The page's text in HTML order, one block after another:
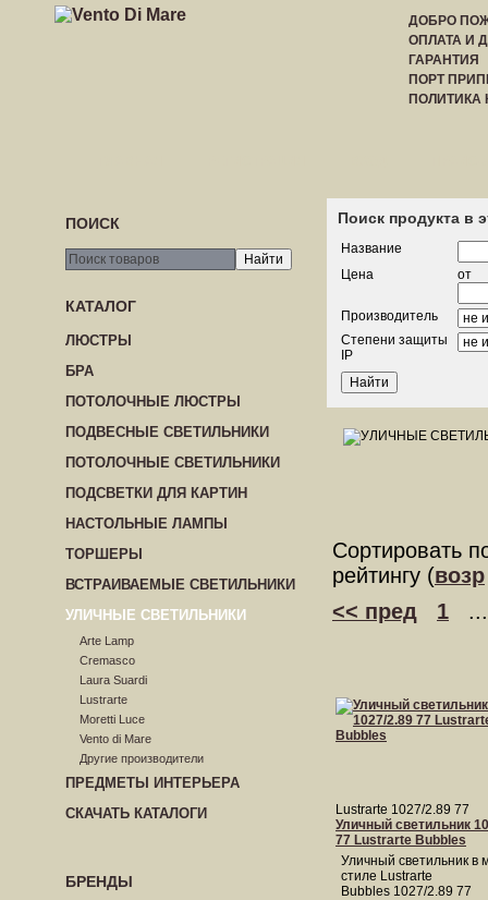
ДОБРО
ОПЛАТА И
ГАРАНТИЯ
ПОРТ
ПОИСК
КАТАЛОГ
ЛЮСТРЫ
БРА
ПОТОЛОЧНЫЕ ЛЮСТРЫ
ПОДВЕСНЫЕ СВЕТИЛЬНИКИ
ПОТОЛОЧНЫЕ СВЕТИЛЬНИКИ
ПОДСВЕТКИ ДЛЯ КАРТИН
НАСТОЛЬНЫЕ ЛАМПЫ
ТОРШЕРЫ
ВСТРАИВАЕМЫЕ СВЕТИЛЬНИКИ
УЛИЧНЫЕ СВЕТИЛЬНИКИ
Arte Lamp
Cremasco
Laura Suardi
Lustrarte
Moretti Luce
Vento di Mare
Другие производители
ПРЕДМЕТЫ ИНТЕРЬЕРА
СКАЧАТЬ КАТАЛОГИ
БРЕНДЫ
Поиск продукта в
Название
Цена
от
Производитель
Степени защиты
IP
Сортировать
рейтингу (возр
<< пред
1
Lustrarte 1027/2.89 77
Уличный светильник
77 Lustrarte Bubbles
Уличный светильник в
стиле Lustrarte
Bubbles 1027/2.89 77